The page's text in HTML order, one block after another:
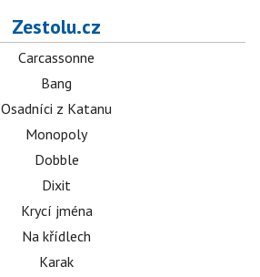
Zestolu.cz
Carcassonne
Bang
Osadníci z Katanu
Monopoly
Dobble
Dixit
Krycí jména
Na křídlech
Karak